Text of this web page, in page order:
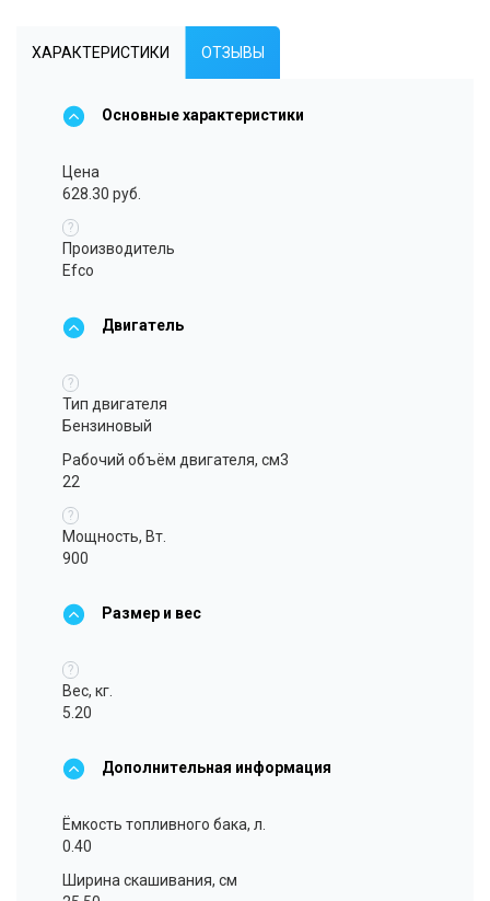
ХАРАКТЕРИСТИКИ ОТЗЫВЫ
Основные характеристики
Цена
628.30 руб.
?
Производитель
Efco
Двигатель
?
Тип двигателя
Бензиновый
Рабочий объём двигателя, см3
22
?
Мощность, Вт.
900
Размер и вес
?
Вес, кг.
5.20
Дополнительная информация
Ёмкость топливного бака, л.
0.40
Ширина скашивания, см